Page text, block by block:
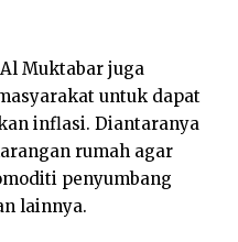
Muktabar juga
untuk dapat
inflasi. Diantaranya
rumah agar
penyumbang
lainnya.